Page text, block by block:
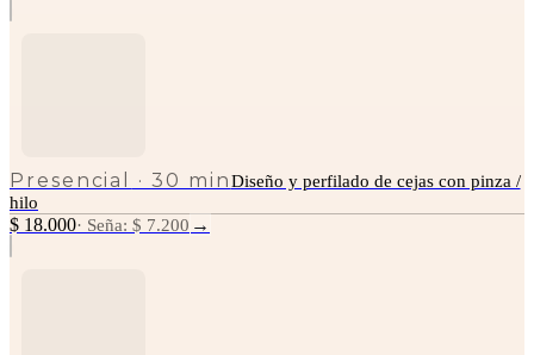
Presencial · 30 minDiseño y perfilado de cejas con pinza /
hilo
$ 18.000· Seña: $ 7.200 →